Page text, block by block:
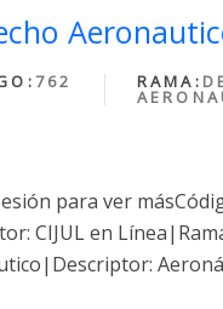
762 RAMA:
para ver
CIJUL en